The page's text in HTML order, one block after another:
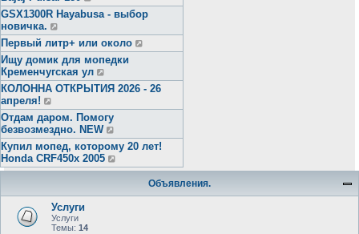
GSX1300R Hayabusa - выбор
новичка.
Первый литр+ или около
Ищу домик для мопедки
Кременчугская ул
КОЛОННА ОТКРЫТИЯ 2026 - 26
апреля!
Отдам даром. Помогу
безвозмездно. NEW
Купил мопед, которому 20 лет!
Honda CRF450x 2005
Объявления.
Услуги
Услуги
Темы: 14